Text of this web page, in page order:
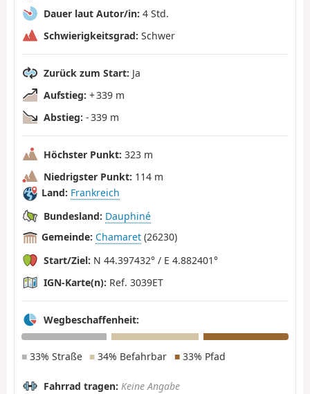
Dauer laut Autor/in: 4 Std.
Schwierigkeitsgrad: Schwer
Zurück zum Start: Ja
Aufstieg: + 339 m
Abstieg: - 339 m
Höchster Punkt: 323 m
Niedrigster Punkt: 114 m
Land: Frankreich
Bundesland: Dauphiné
Gemeinde: Chamaret (26230)
Start/Ziel: N 44.397432° / E 4.882401°
IGN-Karte(n): Ref. 3039ET
Wegbeschaffenheit:
■ 33% Straße ■ 34% Befahrbar ■33% Pfad
Fahrrad tragen: Keine Angabe